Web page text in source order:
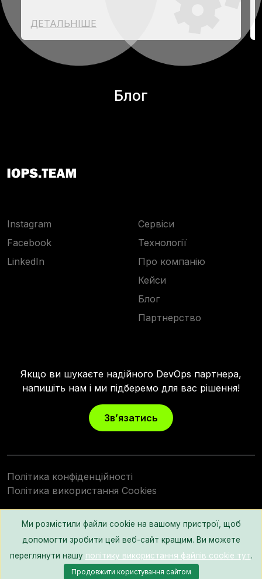
ДЕТАЛЬНІШЕ
Блог
Instagram
Facebook
LinkedIn
Сервіси
Технології
Про компанію
Кейси
Блог
Партнерство
Якщо ви шукаєте надійного DevOps партнера,
напишіть нам і ми підберемо для вас рішення!
Зв’язатись
Політика конфіденційності
Політика використання Cookies
2024
Ми розмістили файли cookie на вашому пристрої, щоб
допомогти зробити цей веб-сайт кращим. Ви можете
переглянути нашу політику використання файлів cookie тут.
Продовжити користування сайтом